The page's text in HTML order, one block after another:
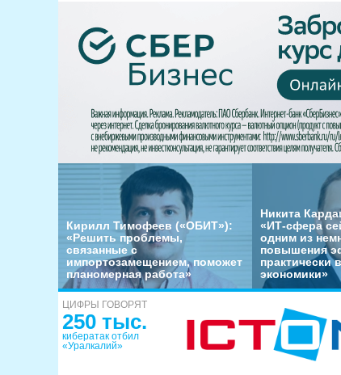
Кирилл Тимофеев («ОБИТ»):
«Решить проблемы,
связанные с
импортозамещением, поможет
планомерная работа»
Никита
«ИТ-сфера
одним из
повышения
практически
экономики»
ЦИФРЫ ГОВОРЯТ
250 тыс.
кибератак отбил
«Уралкалий»